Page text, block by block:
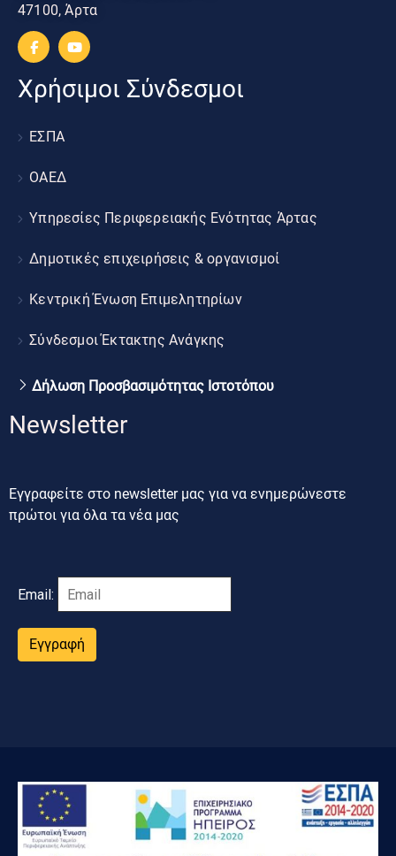
47100, Άρτα
Χρήσιμοι Σύνδεσμοι
ΕΣΠΑ
ΟΑΕΔ
Υπηρεσίες Περιφερειακής Ενότητας Άρτας
Δημοτικές επιχειρήσεις & οργανισμοί
Κεντρική Ένωση Επιμελητηρίων
Σύνδεσμοι Έκτακτης Ανάγκης
Δήλωση Προσβασιμότητας Ιστοτόπου
Newsletter
Εγγραφείτε στο newsletter μας για να ενημερώνεστε
πρώτοι για όλα τα νέα μας
Email:
Εγγραφή